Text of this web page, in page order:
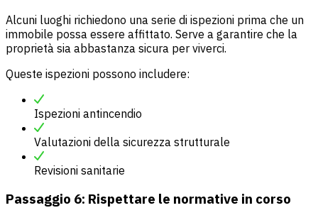
Alcuni luoghi richiedono una serie di ispezioni prima che un
immobile possa essere affittato. Serve a garantire che la
proprietà sia abbastanza sicura per viverci.
Queste ispezioni possono includere:
Ispezioni antincendio
Valutazioni della sicurezza strutturale
Revisioni sanitarie
Passaggio 6: Rispettare le normative in corso